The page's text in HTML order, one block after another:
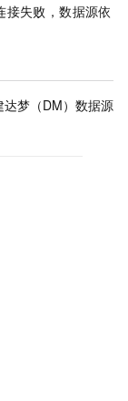
接失败，数据源依
达梦（DM）数据源